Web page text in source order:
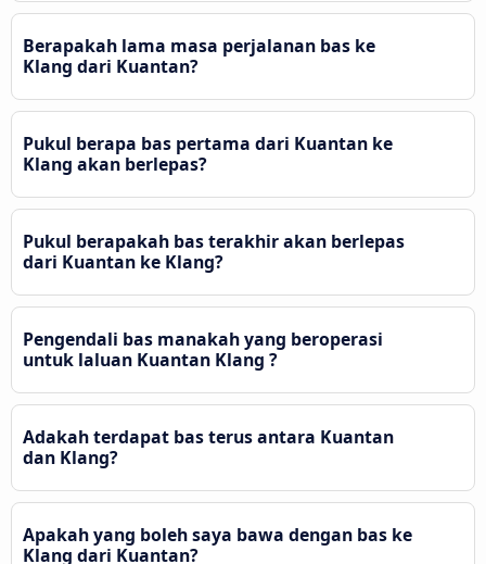
Berapakah lama masa perjalanan bas ke
Klang dari Kuantan?
Pukul berapa bas pertama dari Kuantan ke
Klang akan berlepas?
Pukul berapakah bas terakhir akan berlepas
dari Kuantan ke Klang?
Pengendali bas manakah yang beroperasi
untuk laluan Kuantan Klang ?
Adakah terdapat bas terus antara Kuantan
dan Klang?
Apakah yang boleh saya bawa dengan bas ke
Klang dari Kuantan?